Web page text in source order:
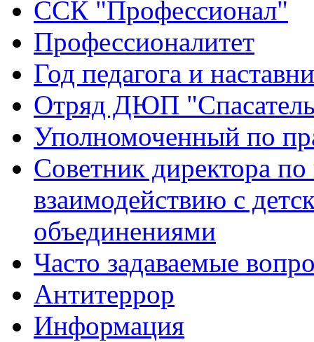
ССК "Профессионал"
Профессионалитет
Год педагога и
Отряд ДЮП
Уполномоченный по
Советник директора
взаимодействию с
объединениями
Часто задаваемые
Антитеррор
Информация